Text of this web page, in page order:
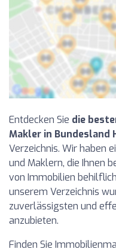
Entdecken Sie die
Makler in Bundesland
Verzeichnis. Wir haben
und Maklern, die Ihnen
von Immobilien
unserem Verzeichnis
zuverlässigsten und
anzubieten.
Finden Sie